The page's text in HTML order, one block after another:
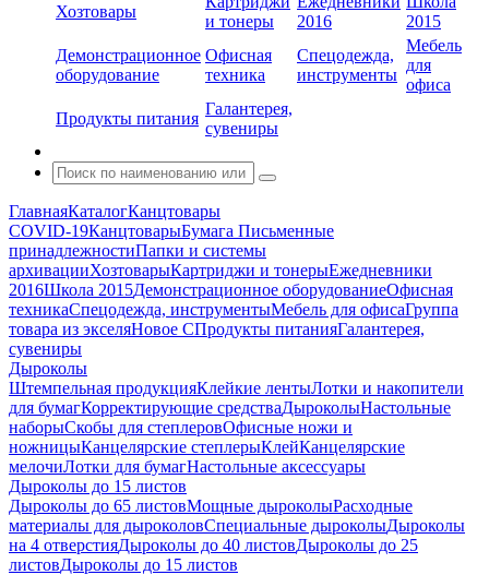
Хозтовары
и тонеры
2016
2015
Демонстрационное
оборудование
Офисная
техника
Спецодежда,
инструменты
Мебель
для
офиса
Продукты питания
Галантерея,
сувениры
ГлавнаяКаталогКанцтовары
COVID-19КанцтоварыБумага Письменные
принадлежностиПапки и системы
архивацииХозтоварыКартриджи и тонерыЕжедневники
2016Школа 2015Демонстрационное оборудованиеОфисная
техникаСпецодежда, инструментыМебель для офисаГруппа
товара из экселяНовое СПродукты питанияГалантерея,
сувениры
Дыроколы
Штемпельная продукцияКлейкие лентыЛотки и накопители
для бумагКорректирующие средстваДыроколыНастольные
наборыСкобы для степлеровОфисные ножи и
ножницыКанцелярские степлерыКлейКанцелярские
мелочиЛотки для бумагНастольные аксессуары
Дыроколы до 15 листов
Дыроколы до 65 листовМощные дыроколыРасходные
материалы для дыроколовСпециальные дыроколыДыроколы
на 4 отверстияДыроколы до 40 листовДыроколы до 25
листовДыроколы до 15 листов